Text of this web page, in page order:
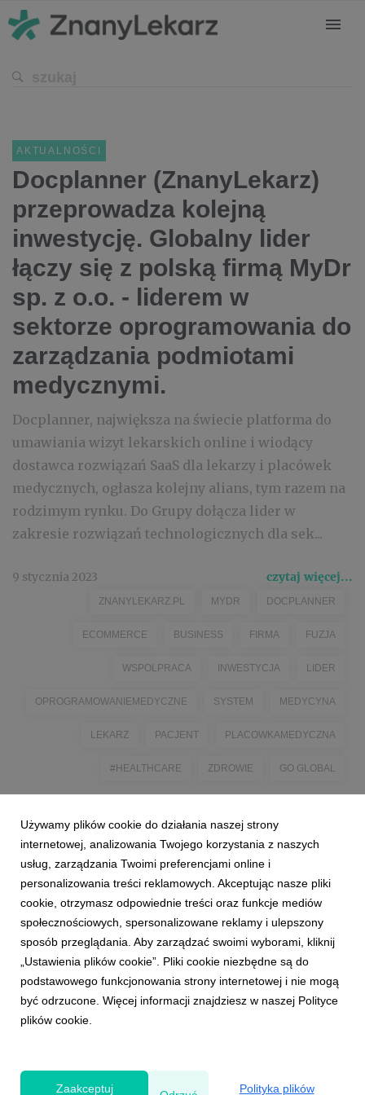
AKTUALNOŚCI
Docplanner (ZnanyLekarz)
przeprowadza kolejną
inwestycję. Globalny lider
łączy się z polską firmą MyDr
sp. z o.o. - liderem w
sektorze oprogramowania do
zarządzania podmiotami
medycznymi.
Docplanner, największa na świecie platforma do
umawiania wizyt lekarskich online i wiodący
dostawca rozwiązań SaaS dla lekarzy i placówek
medycznych, ogłasza kolejny alians, tym razem na
rodzimym rynku. Do Grupy dołącza lider w
zakresie rozwiązań technologicznych dla sek...
9 stycznia 2023 czytaj więcej...
ZNANYLEKARZ.PL MYDR DOCPLANNER
ECOMMERCE BUSINESS FIRMA FUZJA
WSPOLPRACA INWESTYCJA LIDER
OPROGRAMOWANIEMEDYCZNE SYSTEM MEDYCYNA
LEKARZ PACJENT PLACOWKAMEDYCZNA
#HEALTHCARE ZDROWIE GO GLOBAL
Powered by
Używamy plików cookie do działania naszej strony
internetowej, analizowania Twojego korzystania z naszych
usług, zarządzania Twoimi preferencjami online i
personalizowania treści reklamowych. Akceptując nasze pliki
cookie, otrzymasz odpowiednie treści oraz funkcje mediów
społecznościowych, spersonalizowane reklamy i ulepszony
sposób przeglądania. Aby zarządzać swoimi wyborami, kliknij
„Ustawienia plików cookie”. Pliki cookie niezbędne są do
podstawowego funkcjonowania strony internetowej i nie mogą
być odrzucone. Więcej informacji znajdziesz w naszej Polityce
plików cookie.
Zaakceptuj Polityka plików